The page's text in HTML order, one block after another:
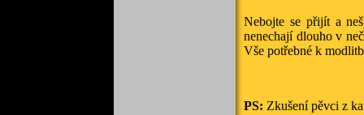
Nebojte se přijít a
nenechají dlouho v
Vše potřebné k
PS: Zkušení pěvci z